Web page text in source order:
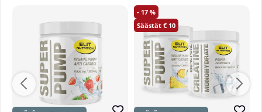
17
10